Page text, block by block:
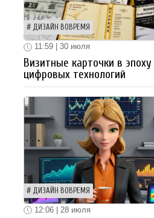
ДИЗАЙН ВОВРЕМЯ
11:59 | 30 июля
Визитные карточки в эпоху
цифровых технологий
ДИЗАЙН ВОВРЕМЯ
12:06 | 28 июля